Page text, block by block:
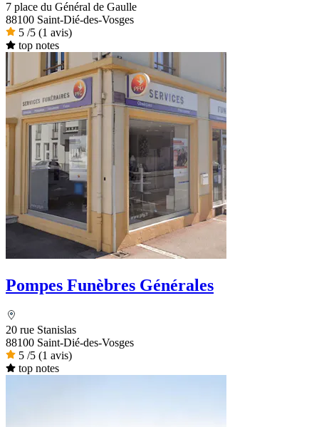
7 place du Général de Gaulle
88100 Saint-Dié-des-Vosges
5 /5 (1 avis)
top notes
Pompes Funèbres Générales
20 rue Stanislas
88100 Saint-Dié-des-Vosges
5 /5 (1 avis)
top notes